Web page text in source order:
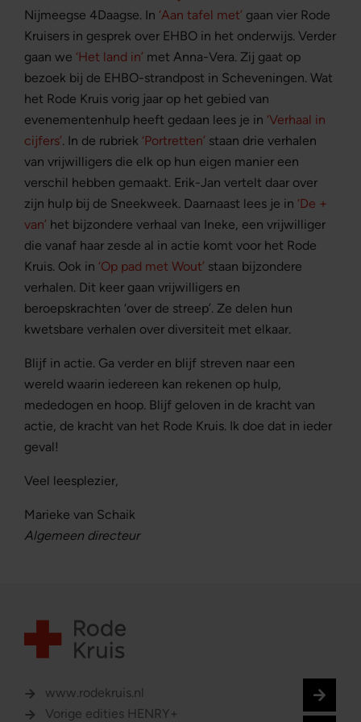
Nijmeegse 4Daagse. In ‘Aan tafel met’ gaan vier Rode
Kruisers in gesprek over EHBO in het onderwijs. Verder
gaan we ‘Het land in’ met Anna-Vera. Zij gaat op
bezoek bij de EHBO-strandpost in Scheveningen. Wat
het Rode Kruis vorig jaar op het gebied van
evenementenhulp heeft gedaan lees je in ‘Verhaal in
cijfers’. In de rubriek ‘Portretten’ staan drie verhalen
van vrijwilligers die elk op hun eigen manier een
verschil hebben gemaakt. Erik-Jan vertelt daar over
zijn hulp bij de Sneekweek. Daarnaast lees je in ‘De +
van’ het bijzondere verhaal van Ineke, een vrijwilliger
die vanaf haar zesde al in actie komt voor het Rode
Kruis. Ook in ‘Op pad met Wout’ staan bijzondere
verhalen. Dit keer gaan vrijwilligers en
beroepskrachten ‘over de streep’. Ze delen hun
kwetsbare verhalen over diversiteit met elkaar.
Blijf in actie. Ga verder en blijf streven naar een
wereld waarin iedereen kan rekenen op hulp,
mededogen en hoop. Blijf geloven in de kracht van
actie, de kracht van het Rode Kruis. Ik doe dat in ieder
geval!
Veel leesplezier,
Marieke van Schaik
Algemeen directeur
www.rodekruis.nl
Vorige edities HENRY+